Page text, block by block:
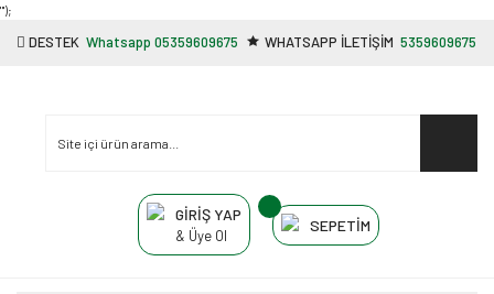
"');
DESTEK Whatsapp 05359609675 WHATSAPP İLETİŞİM 5359609675
GİRİŞ YAP
& Üye Ol
SEPETİM